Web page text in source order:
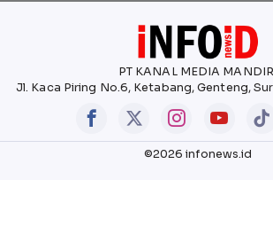
PT KANAL MEDIA
Jl. Kaca Piring No.6, Ketabang, Genteng,
©2026 infonews.id